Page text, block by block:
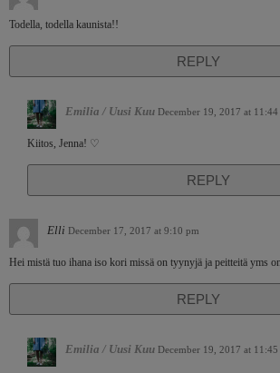
Todella, todella kaunista!!
REPLY
Emilia / Uusi Kuu December 19, 2017 at 11:44
Kiitos, Jenna! ♡
REPLY
Elli December 17, 2017 at 9:10 pm
Hei mistä tuo ihana iso kori missä on tyynyjä ja peitteitä yms
REPLY
Emilia / Uusi Kuu December 19, 2017 at 11:45